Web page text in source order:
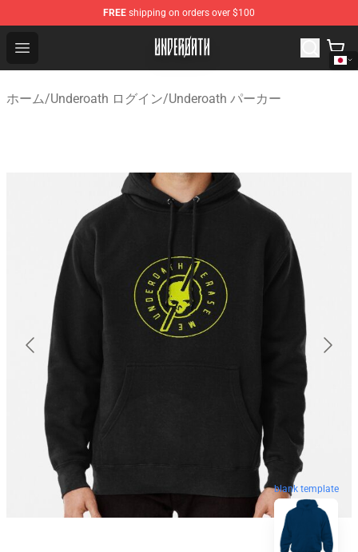
FREE shipping on orders over $100
Open menu
Underoath Store - Official Underoath Merchandise Shop
ホーム/Underoath ログイン/Underoath パーカー
blank template